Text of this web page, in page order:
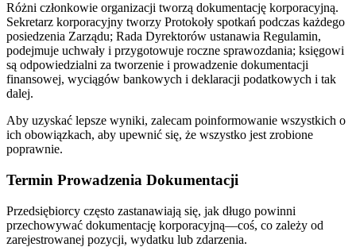
Różni członkowie organizacji tworzą dokumentację korporacyjną.
Sekretarz korporacyjny tworzy Protokoły spotkań podczas każdego
posiedzenia Zarządu; Rada Dyrektorów ustanawia Regulamin,
podejmuje uchwały i przygotowuje roczne sprawozdania; księgowi
są odpowiedzialni za tworzenie i prowadzenie dokumentacji
finansowej, wyciągów bankowych i deklaracji podatkowych i tak
dalej.
Aby uzyskać lepsze wyniki, zalecam poinformowanie wszystkich o
ich obowiązkach, aby upewnić się, że wszystko jest zrobione
poprawnie.
Termin Prowadzenia Dokumentacji
Przedsiębiorcy często zastanawiają się, jak długo powinni
przechowywać dokumentację korporacyjną—coś, co zależy od
zarejestrowanej pozycji, wydatku lub zdarzenia.